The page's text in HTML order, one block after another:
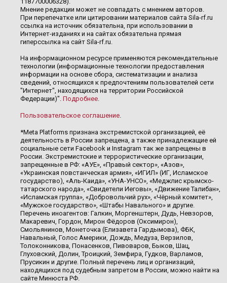
Мнение редакции может не совпадать с мнением авторов.
При перепечатке или цитировании материалов сайта Sila-rf.ru
ссылка на источник обязательна, при использовании в
Интернет-изданиях и на сайтах обязательна прямая
гиперссылка на сайт Sila-rf.ru.
На информационном ресурсе применяются рекомендательные
технологии (информационные технологии предоставления
информации на основе сбора, систематизации и анализа
сведений, относящихся к предпочтениям пользователей сети
"Интернет", находящихся на территории Российской
Федерации)". Подробнее.
Пользовательское соглашение.
*Meta Platforms признана экстремистской организацией, её
деятельность в России запрещена, а также принадлежащие ей
социальные сети Facebook и Instagram так же запрещены в
России. Экстремистские и террористические организации,
запрещенные в РФ: «АУЕ», «Правый сектор», «Азов»,
«Украинская повстанческая армия», «ИГИЛ» (ИГ, Исламское
государство), «Аль-Каида», «УНА-УНСО», «Меджлис крымско-
татарского народа», «Свидетели Иеговы», «Движение Талибан»,
«Исламская группа», «Добровольчий рух», «Чёрный комитет»,
«Мужское государство», «Штабы Навального» и другие.
Перечень иноагентов: Галкин, Моргенштерн, Дудь, Невзоров,
Макаревич, Гордон, Мирон Фёдоров (Оксимирон),
Смольянинов, Монеточка (Елизавета Гардымова), ФБК,
Навальный, Голос Америки, Дождь, Медуза, Верзилов,
Толоконникова, Понасенков, Пивоваров, Быков, Шац,
Глуховский, Долин, Троицкий, Земфира, Гудков, Варламов,
Прусикин и другие. Полный перечень лиц и организаций,
находящихся под судебным запретом в России, можно найти на
сайте Минюста РФ.